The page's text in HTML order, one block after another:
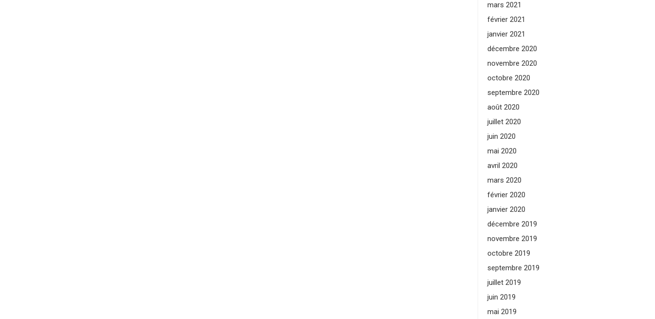
mars 2021
février 2021
janvier 2021
décembre 2020
novembre 2020
octobre 2020
septembre 2020
août 2020
juillet 2020
juin 2020
mai 2020
avril 2020
mars 2020
février 2020
janvier 2020
décembre 2019
novembre 2019
octobre 2019
septembre 2019
juillet 2019
juin 2019
mai 2019